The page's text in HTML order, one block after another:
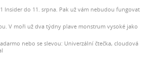
Insider do 11. srpna. Pak už vám nebudou fungovat
V moři už dva týdny plave monstrum vysoké jako
nebo se slevou: Univerzální čtečka, cloudová